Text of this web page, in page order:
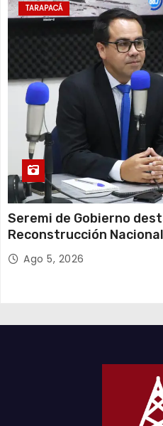
TARAPACÁ
Seremi de Gobierno
Reconstrucción
y el empleo en Tarapacá
Ago 5, 2026